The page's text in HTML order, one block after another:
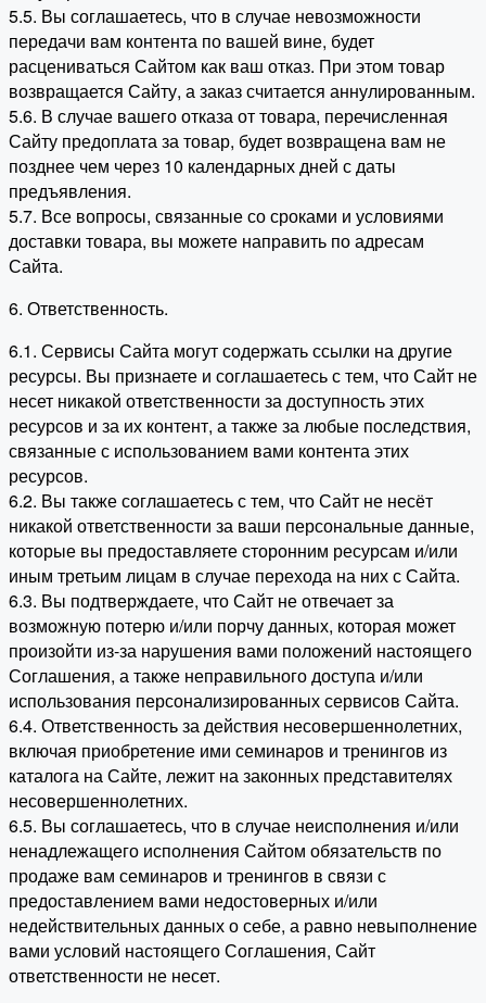
5.5. Вы соглашаетесь, что в случае невозможности
передачи вам контента по вашей вине, будет
расцениваться Сайтом как ваш отказ. При этом товар
возвращается Сайту, а заказ считается аннулированным.
5.6. В случае вашего отказа от товара, перечисленная
Сайту предоплата за товар, будет возвращена вам не
позднее чем через 10 календарных дней с даты
предъявления.
5.7. Все вопросы, связанные со сроками и условиями
доставки товара, вы можете направить по адресам
Сайта.
6. Ответственность.
6.1. Сервисы Сайта могут содержать ссылки на другие
ресурсы. Вы признаете и соглашаетесь с тем, что Сайт не
несет никакой ответственности за доступность этих
ресурсов и за их контент, а также за любые последствия,
связанные с использованием вами контента этих
ресурсов.
6.2. Вы также соглашаетесь с тем, что Сайт не несёт
никакой ответственности за ваши персональные данные,
которые вы предоставляете сторонним ресурсам и/или
иным третьим лицам в случае перехода на них с Сайта.
6.3. Вы подтверждаете, что Сайт не отвечает за
возможную потерю и/или порчу данных, которая может
произойти из-за нарушения вами положений настоящего
Соглашения, а также неправильного доступа и/или
использования персонализированных сервисов Сайта.
6.4. Ответственность за действия несовершеннолетних,
включая приобретение ими семинаров и тренингов из
каталога на Сайте, лежит на законных представителях
несовершеннолетних.
6.5. Вы соглашаетесь, что в случае неисполнения и/или
ненадлежащего исполнения Сайтом обязательств по
продаже вам семинаров и тренингов в связи с
предоставлением вами недостоверных и/или
недействительных данных о себе, а равно невыполнение
вами условий настоящего Соглашения, Сайт
ответственности не несет.